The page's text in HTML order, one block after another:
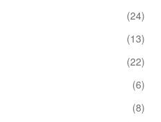
(24)
(13)
(22)
(6)
(8)